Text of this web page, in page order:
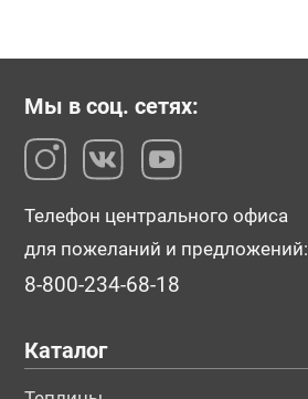
Мы в соц. сетях:
Телефон центрального офиса
для пожеланий и предложений:
8-800-234-68-18
Каталог